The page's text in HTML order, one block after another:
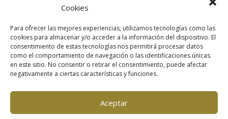
Cookies
Para ofrecer las mejores experiencias, utilizamos tecnologías como las
cookies para almacenar y/o acceder a la información del dispositivo. El
consentimiento de estas tecnologías nos permitirá procesar datos
como el comportamiento de navegación o las identificaciones únicas
en este sitio. No consentir o retirar el consentimiento, puede afectar
negativamente a ciertas características y funciones.
Aceptar
Secciones
INICIO|TRABAJOS| CLIENTES|
NOSOTROS|CONTACTO|VIDEOS
© Copyright | Todos los derechos reservados |